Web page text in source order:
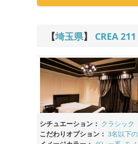
【埼玉県】 CREA 211
シチュエーション： クラシック
こだわりオプション： 3名以下